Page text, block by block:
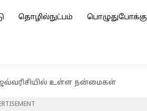
தொழில்நுட்பம் பொழுதுபோக்கு
உள்ள நன்மைகள்